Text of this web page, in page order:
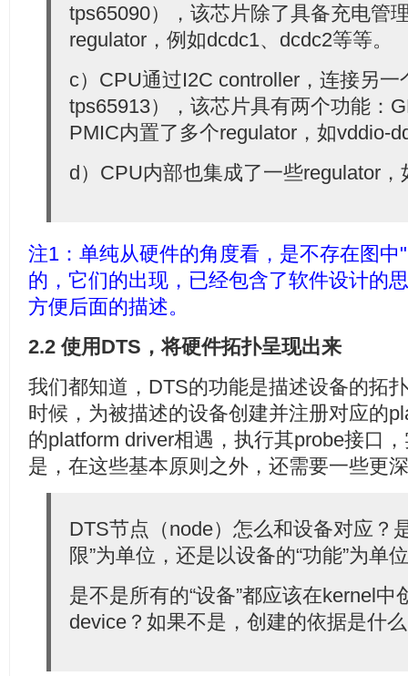
tps65090），该芯片除了具备充电管
regulator，例如dcdc1、dcdc2等等。
c）CPU通过I2C controller，连接另
tps65913），该芯片具有两个功能：
PMIC内置了多个regulator，如vddio-
d）CPU内部也集成了一些regulator
注1：单纯从硬件的角度看，是不存在图中
的，它们的出现，已经包含了软件设计的
方便后面的描述。
2.2 使用DTS，将硬件拓扑呈现出来
我们都知道，DTS的功能是描述设备的拓
时候，为被描述的设备创建并注册对应的
的platform driver相遇，执行其probe接口
是，在这些基本原则之外，还需要一些更
DTS节点（node）怎么和设备对应？
限”为单位，还是以设备的“功能”为单
是不是所有的“设备”都应该在kernel中
device？如果不是，创建的依据是什